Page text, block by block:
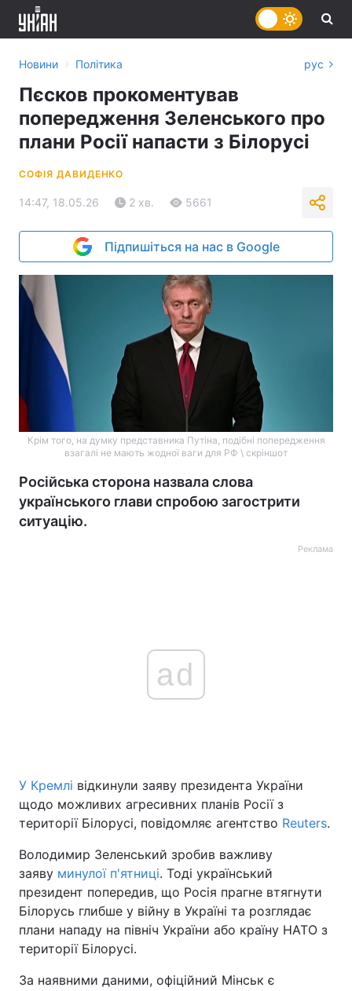
Україна Політика
Спорт Наука
Техно і зв'язок Лайт
Зброя
Здоров'я Туризм
Новини › Політика рус
Пєсков прокоментував
попередження Зеленського про
плани Росії напасти з Білорусі
СОФІЯ ДАВИДЕНКО
14:47, 18.05.26 2 хв. 5661
Підпишіться на нас в Google
Крім того, на думку представника Путіна, подібні попередження
взагалі не мають жодної ваги для РФ \ скріншот
Російська сторона назвала слова
українського глави спробою загострити
ситуацію.
Реклама
ad
У Кремлі відкинули заяву президента України
щодо можливих агресивних планів Росії з
території Білорусі, повідомляє агентство Reuters.
Володимир Зеленський зробив важливу
заяву минулої п'ятниці. Тоді український
президент попередив, що Росія прагне втягнути
Білорусь глибше у війну в Україні та розглядає
плани нападу на північ України або країну НАТО з
території Білорусі.
За наявними даними, офіційний Мінськ є